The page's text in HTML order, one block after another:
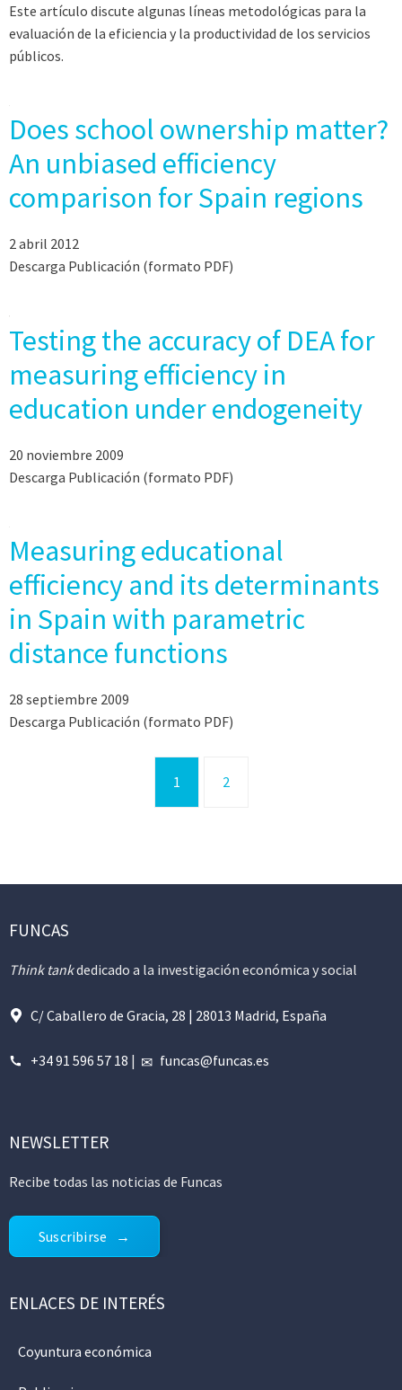
Este artículo discute algunas líneas metodológicas para la
evaluación de la eficiencia y la productividad de los servicios
públicos.
Does school ownership matter?
An unbiased efficiency
comparison for Spain regions
2 abril 2012
Descarga Publicación (formato PDF)
Testing the accuracy of DEA for
measuring efficiency in
education under endogeneity
20 noviembre 2009
Descarga Publicación (formato PDF)
Measuring educational
efficiency and its determinants
in Spain with parametric
distance functions
28 septiembre 2009
Descarga Publicación (formato PDF)
1 2
FUNCAS
Think tankdedicado a la investigación económica y social
C/ Caballero de Gracia, 28 | 28013 Madrid, España
+34 91 596 57 18 | funcas@funcas.es
NEWSLETTER
Recibe todas las noticias de Funcas
Suscribirse
ENLACES DE INTERÉS
Coyuntura económica